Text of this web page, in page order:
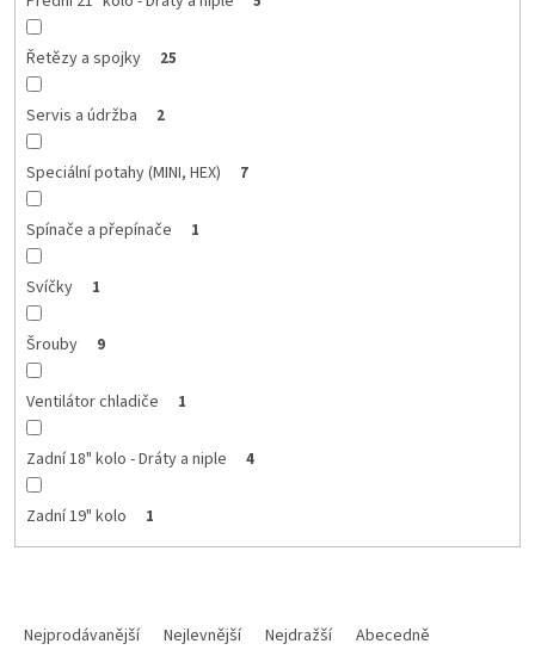
Řetězy a spojky 25
Servis a údržba 2
Speciální potahy (MINI, HEX) 7
Spínače a přepínače 1
Svíčky 1
Šrouby 9
Ventilátor chladiče 1
Zadní 18" kolo - Dráty a niple 4
Zadní 19" kolo 1
Nejprodávanější Nejlevnější Nejdražší Abecedně